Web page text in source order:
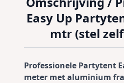
Easy Up
mtr (stel
Professionele Partytent
meter met aluminium